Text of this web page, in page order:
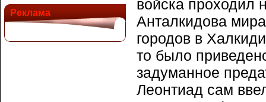
Реклама
войска проходил
Анталкидова
городов в
то было
задуманное
Леонтиад сам